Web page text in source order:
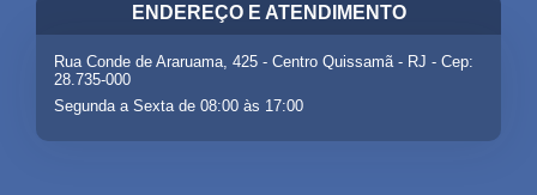
ENDEREÇO E ATENDIMENTO
Rua Conde de Araruama, 425 - Centro Quissamã - RJ - Cep:
28.735-000
Segunda a Sexta de 08:00 às 17:00